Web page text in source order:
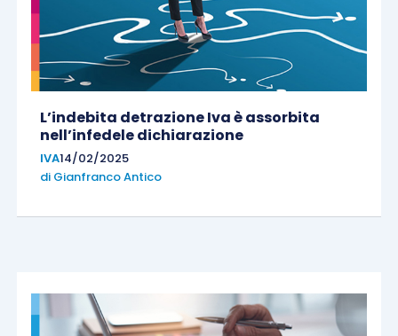
L’indebita detrazione Iva è assorbita
nell’infedele dichiarazione
IVA14/02/2025
di Gianfranco Antico